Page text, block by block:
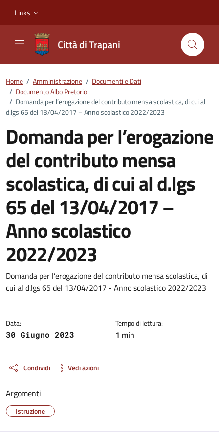
Links
Città di Trapani
Home / Amministrazione / Documenti e Dati
/ Documento Albo Pretorio
/ Domanda per l’erogazione del contributo mensa scolastica, di cui al
d.lgs 65 del 13/04/2017 – Anno scolastico 2022/2023
Domanda per l’erogazione
del contributo mensa
scolastica, di cui al d.lgs
65 del 13/04/2017 –
Anno scolastico
2022/2023
Dettagli del documento
Domanda per l’erogazione del contributo mensa scolastica, di
cui al d.lgs 65 del 13/04/2017 - Anno scolastico 2022/2023
Data:
30 Giugno 2023
Tempo di lettura:
1 min
Condividi Vedi azioni
Argomenti
Istruzione